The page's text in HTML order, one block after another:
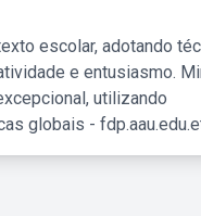
escolar, adotando
e entusiasmo.
utilizando
globais -